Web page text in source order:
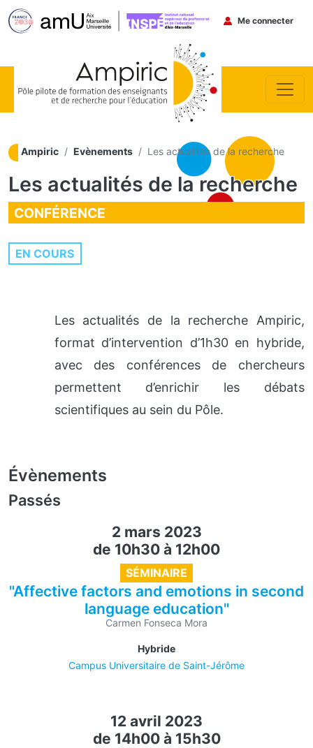
Menu du
Me connecter
Ampiric Evènements Les actualités de la recherche
Les actualités de la recherche
CONFÉRENCE
EN COURS
Les actualités de la recherche Ampiric,
format d’intervention d’1h30 en hybride,
avec des conférences de chercheurs
permettent d’enrichir les débats
scientifiques au sein du Pôle.
Évènements
Passés
2 mars 2023
de 10h30 à 12h00
SÉMINAIRE
"Affective factors and emotions in second
language education"
Carmen Fonseca Mora
Hybride
Campus Universitaire de Saint-Jérôme
12 avril 2023
de 14h00 à 15h30